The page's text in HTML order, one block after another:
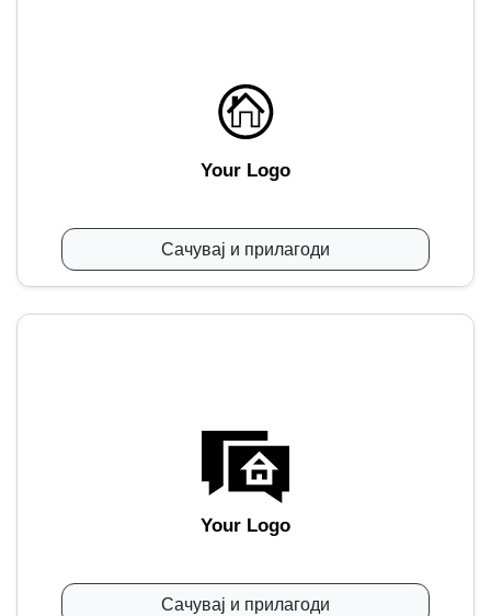
Your Logo
Сачувај и прилагоди
Your Logo
Сачувај и прилагоди